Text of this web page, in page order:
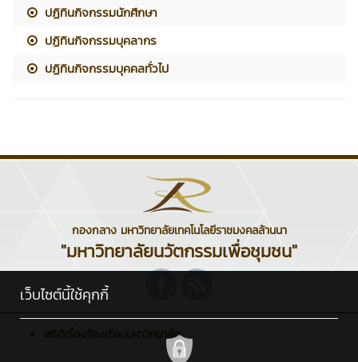
ปฏิทินกิจกรรมนักศึกษา
ปฏิทินกิจกรรมบุคลากร
ปฏิทินกิจกรรมบุคคลทั่วไป
กองกลาง มหาวิทยาลัยเทคโนโลยีราชมงคลล้านนา
"มหาวิทยาลัยนวัตกรรมเพื่อชุมชน"
สถิติเรื่องร้องเรียนมหาวิทยาลัย
เว็บไซต์นี้ใช้คุกกี้